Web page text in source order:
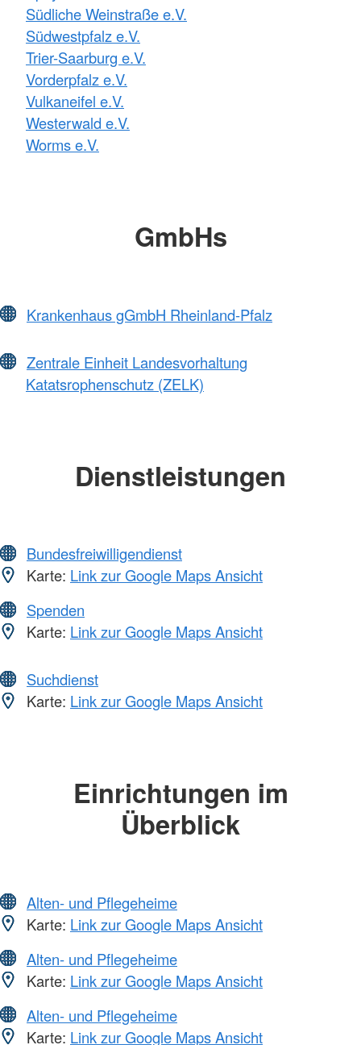
Südliche Weinstraße e.V.
Südwestpfalz e.V.
Trier-Saarburg e.V.
Vorderpfalz e.V.
Vulkaneifel e.V.
Westerwald e.V.
Worms e.V.
GmbHs
Krankenhaus gGmbH Rheinland-Pfalz
Zentrale Einheit Landesvorhaltung
Katatsrophenschutz (ZELK)
Dienstleistungen
Bundesfreiwilligendienst
Karte: Link zur Google Maps Ansicht
Spenden
Karte: Link zur Google Maps Ansicht
Suchdienst
Karte: Link zur Google Maps Ansicht
Einrichtungen im
Überblick
Alten- und Pflegeheime
Karte: Link zur Google Maps Ansicht
Alten- und Pflegeheime
Karte: Link zur Google Maps Ansicht
Alten- und Pflegeheime
Karte: Link zur Google Maps Ansicht